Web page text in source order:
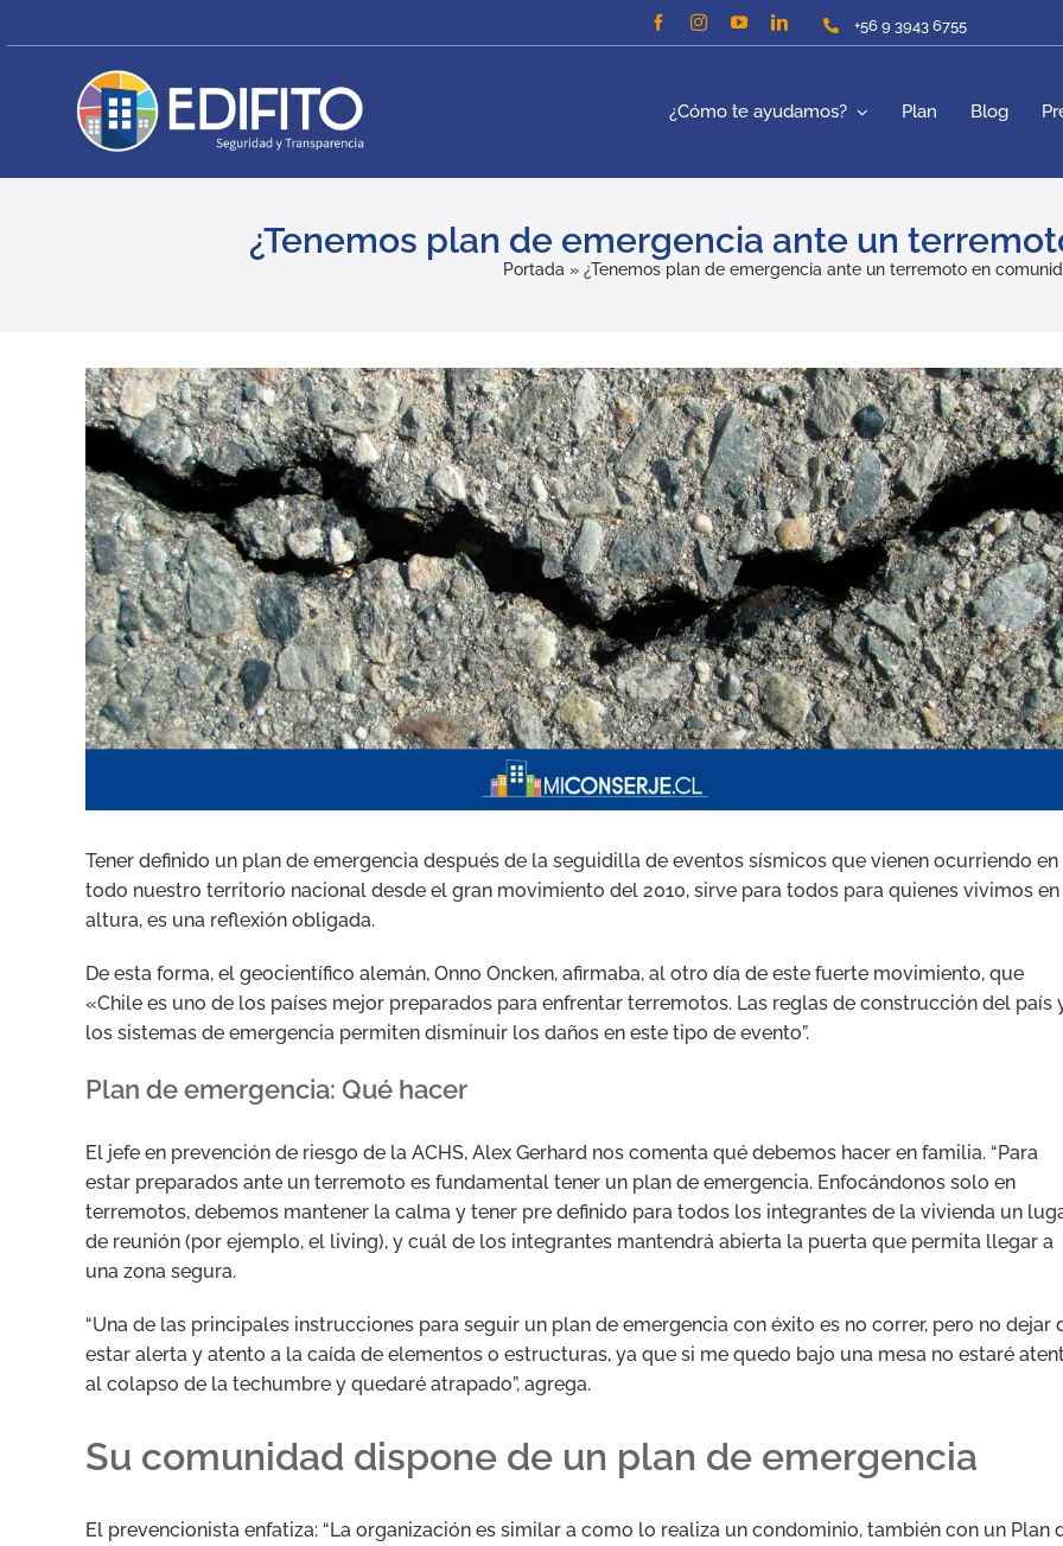
to
+56 9 3943 6755
¿Cómo te ayudamos? Plan Blog
¿Tenemos plan de emergencia ante un
Portada » ¿Tenemos plan de emergencia ante un terremoto en
View
Larger
Image
Tener definido un plan de emergencia después de la seguidilla de eventos sísmicos que vienen ocurriendo en
todo nuestro territorio nacional desde el gran movimiento del 2010, sirve para todos para quienes vivimos en
altura, es una reflexión obligada.
De esta forma, el geocientífico alemán, Onno Oncken, afirmaba, al otro día de este fuerte movimiento, que
«Chile es uno de los países mejor preparados para enfrentar terremotos. Las reglas de construcción del país
los sistemas de emergencia permiten disminuir los daños en este tipo de evento”.
Plan de emergencia: Qué hacer
El jefe en prevención de riesgo de la ACHS, Alex Gerhard nos comenta qué debemos hacer en familia. “Para
estar preparados ante un terremoto es fundamental tener un plan de emergencia. Enfocándonos solo en
terremotos, debemos mantener la calma y tener pre definido para todos los integrantes de la vivienda un
de reunión (por ejemplo, el living), y cuál de los integrantes mantendrá abierta la puerta que permita llegar a
una zona segura.
“Una de las principales instrucciones para seguir un plan de emergencia con éxito es no correr, pero no dejar
estar alerta y atento a la caída de elementos o estructuras, ya que si me quedo bajo una mesa no estaré
al colapso de la techumbre y quedaré atrapado”, agrega.
Su comunidad dispone de un plan de emergencia
El prevencionista enfatiza: “La organización es similar a como lo realiza un condominio, también con un Plan